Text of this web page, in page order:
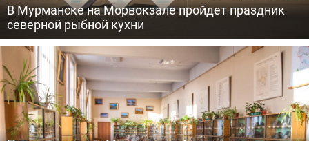
В Мурманске на Морвокзале пройдет праздник
северной рыбной кухни